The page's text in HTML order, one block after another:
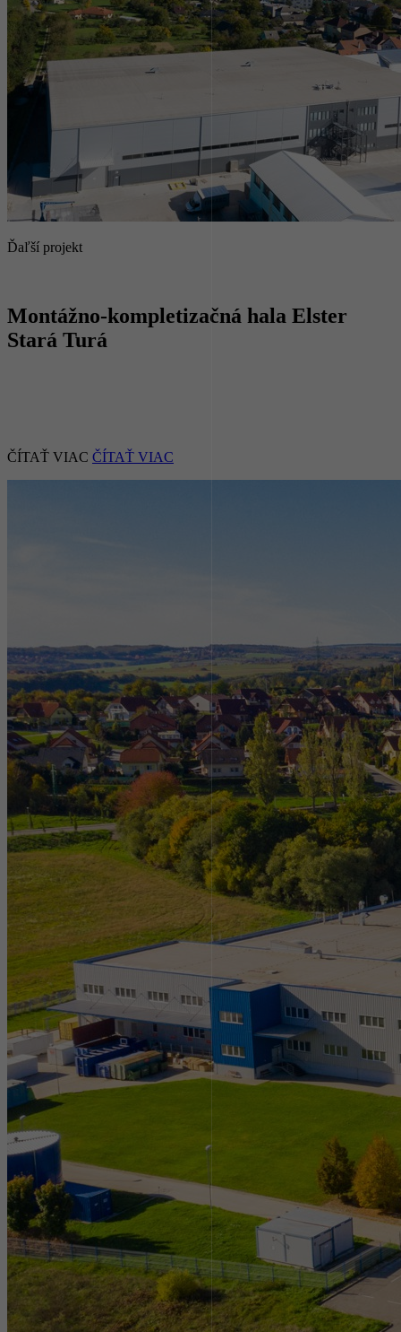
Ďaľší projekt
Montážno-kompletizačná hala Elster
Stará Turá
ČÍTAŤ VIAC ČÍTAŤ VIAC